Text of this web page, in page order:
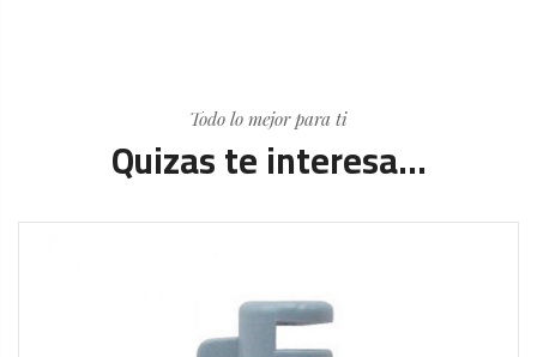
Todo lo mejor para ti
Quizas te interesa...